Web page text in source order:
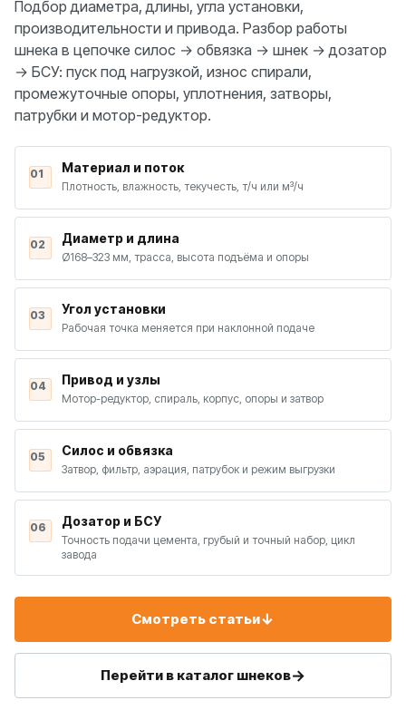
Подбор диаметра, длины, угла установки,
производительности и привода. Разбор работы
шнека в цепочке силос → обвязка → шнек → дозатор
→ БСУ: пуск под нагрузкой, износ спирали,
промежуточные опоры, уплотнения, затворы,
патрубки и мотор-редуктор.
01 Материал и поток
Плотность, влажность, текучесть, т/ч или м³/ч
02 Диаметр и длина
Ø168–323 мм, трасса, высота подъёма и опоры
03 Угол установки
Рабочая точка меняется при наклонной подаче
04 Привод и узлы
Мотор-редуктор, спираль, корпус, опоры и затвор
05 Силос и обвязка
Затвор, фильтр, аэрация, патрубок и режим выгрузки
06 Дозатор и БСУ
Точность подачи цемента, грубый и точный набор, цикл
завода
Смотреть статьи↓
Перейти в каталог шнеков→